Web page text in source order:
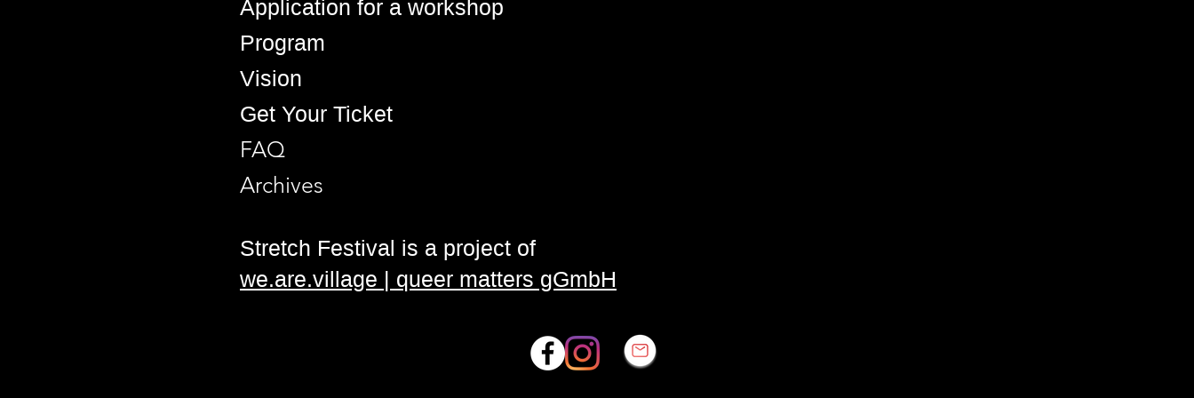
Application for a workshop
Program
Vision
Get Your Ticket
FAQ
Archives
Stretch Festival is a project of
we.are.village | queer matters gGmbH